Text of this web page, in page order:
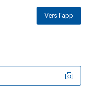
Vers l'app